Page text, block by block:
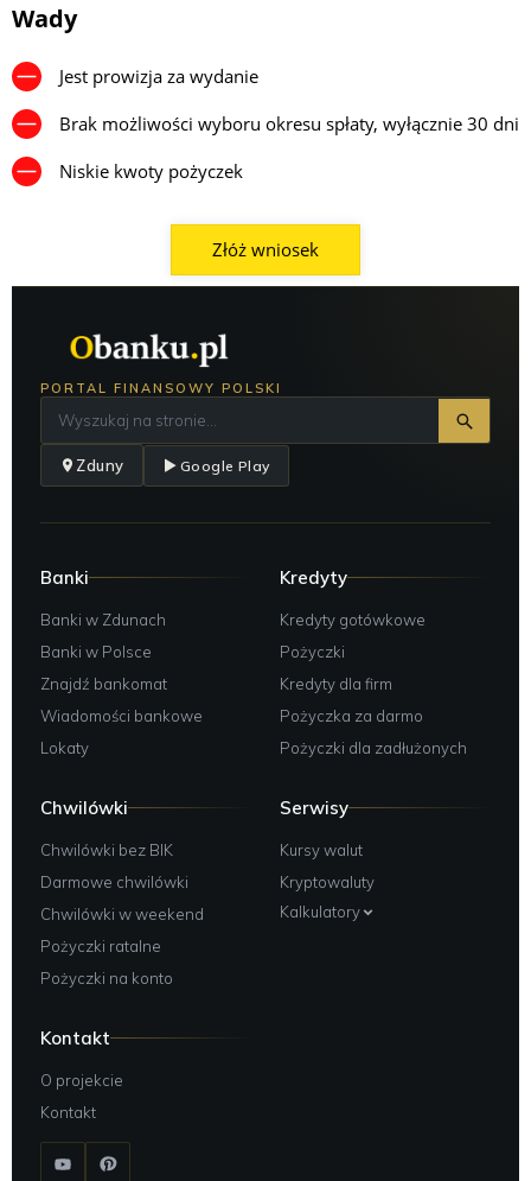
Wady
Jest prowizja za wydanie
Brak możliwości wyboru okresu spłaty, wyłącznie 30 dni
Niskie kwoty pożyczek
Złóż wniosek
PORTAL FINANSOWY POLSKI
Zduny Google Play
Banki
Banki w Zdunach
Banki w Polsce
Znajdź bankomat
Wiadomości bankowe
Lokaty
Kredyty
Kredyty gotówkowe
Pożyczki
Kredyty dla firm
Pożyczka za darmo
Pożyczki dla zadłużonych
Chwilówki
Chwilówki bez BIK
Darmowe chwilówki
Chwilówki w weekend
Pożyczki ratalne
Pożyczki na konto
Serwisy
Kursy walut
Kryptowaluty
Kalkulatory
Kontakt
O projekcie
Kontakt